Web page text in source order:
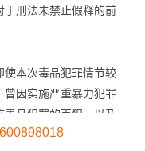
于刑法未禁止假释的前
使本次毒品犯罪情节较
因实施严重暴力犯罪
毒品犯罪的再犯，以及
品犯罪的再犯，应当